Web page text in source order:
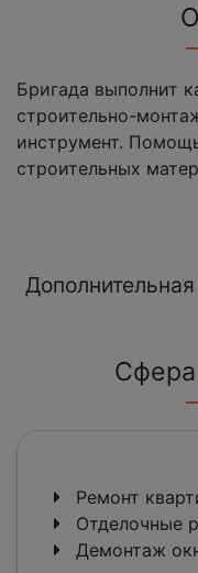
Бригада выполнит
строительно-
инструмент.
строительных
Сфера
Ремонт
Отделочные
Демонтаж